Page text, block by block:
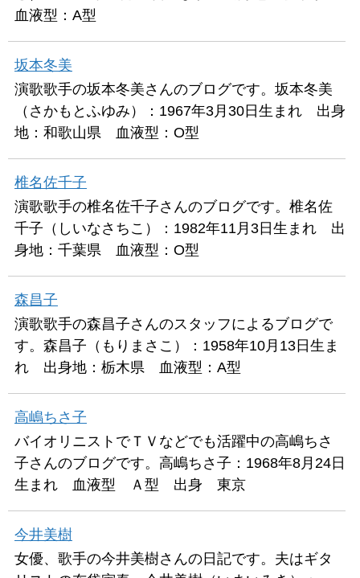
血液型：A型
坂本冬美
演歌歌手の坂本冬美さんのブログです。坂本冬美
（さかもとふゆみ）：1967年3月30日生まれ 出身
地：和歌山県 血液型：O型
椎名佐千子
演歌歌手の椎名佐千子さんのブログです。椎名佐
千子（しいなさちこ）：1982年11月3日生まれ 出
身地：千葉県 血液型：O型
森昌子
演歌歌手の森昌子さんのスタッフによるブログで
す。森昌子（もりまさこ）：1958年10月13日生ま
れ 出身地：栃木県 血液型：A型
高嶋ちさ子
バイオリニストでＴＶなどでも活躍中の高嶋ちさ
子さんのブログです。高嶋ちさ子：1968年8月24日
生まれ 血液型 Ａ型 出身 東京
今井美樹
女優、歌手の今井美樹さんの日記です。夫はギタ